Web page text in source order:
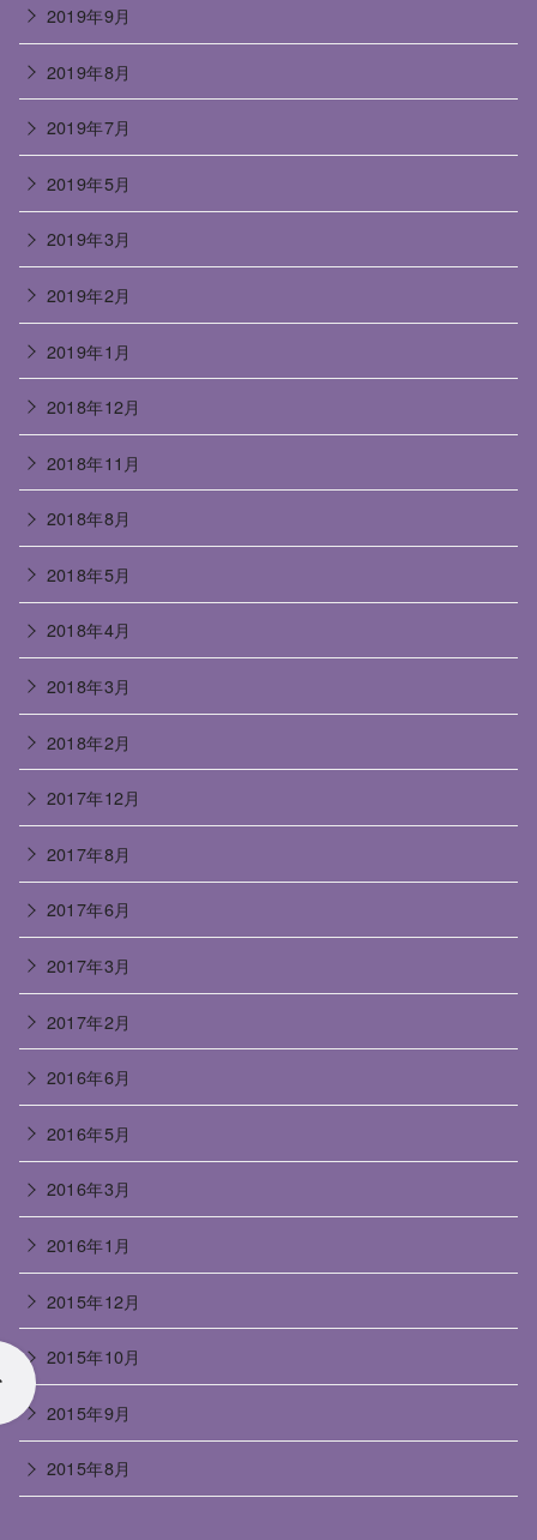
2019年9月
2019年8月
2019年7月
2019年5月
2019年3月
2019年2月
2019年1月
2018年12月
2018年11月
2018年8月
2018年5月
2018年4月
2018年3月
2018年2月
2017年12月
2017年8月
2017年6月
2017年3月
2017年2月
2016年6月
2016年5月
2016年3月
2016年1月
2015年12月
2015年10月
2015年9月
2015年8月